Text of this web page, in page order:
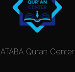
ATABA Quran Center